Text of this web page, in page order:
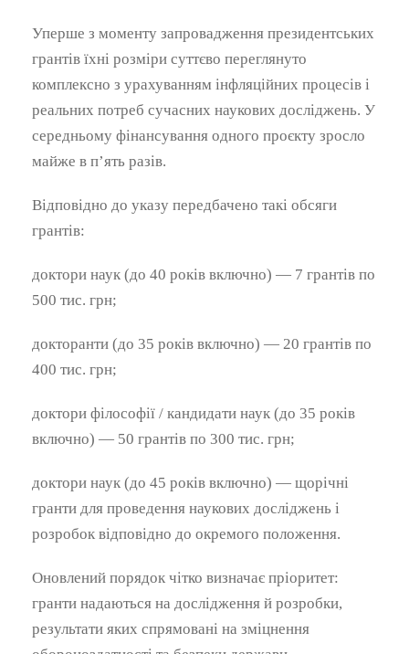
Уперше з моменту запровадження президентських
грантів їхні розміри суттєво переглянуто
комплексно з урахуванням інфляційних процесів і
реальних потреб сучасних наукових досліджень. У
середньому фінансування одного проєкту зросло
майже в п’ять разів.
Відповідно до указу передбачено такі обсяги
грантів:
доктори наук (до 40 років включно) — 7 грантів по
500 тис. грн;
докторанти (до 35 років включно) — 20 грантів по
400 тис. грн;
доктори філософії / кандидати наук (до 35 років
включно) — 50 грантів по 300 тис. грн;
доктори наук (до 45 років включно) — щорічні
гранти для проведення наукових досліджень і
розробок відповідно до окремого положення.
Оновлений порядок чітко визначає пріоритет:
гранти надаються на дослідження й розробки,
результати яких спрямовані на зміцнення